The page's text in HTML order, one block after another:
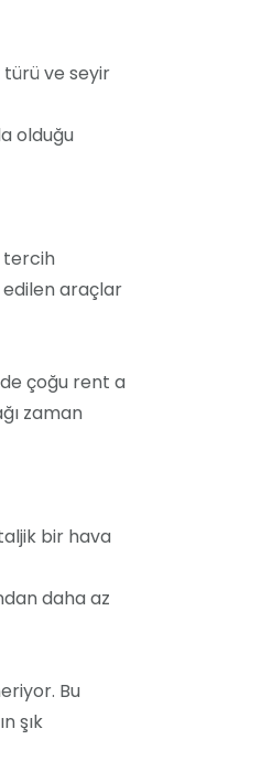
ve seyir
olduğu
tercih
araçlar
çoğu rent a
zaman
bir hava
daha az
Bu
şık